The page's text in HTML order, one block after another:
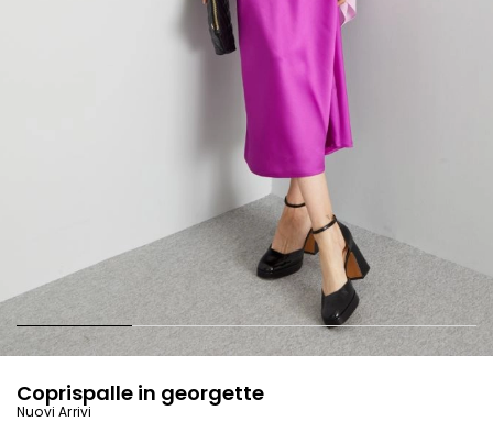
Coprispalle in georgette
Nuovi Arrivi